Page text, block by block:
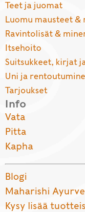
Teet ja juomat
Luomu mausteet &
Ravintolisät &
Itsehoito
Suitsukkeet, kirjat
Uni ja
Tarjoukset
Info
Vata
Pitta
Kapha
Blogi
Maharishi
Kysy lisää